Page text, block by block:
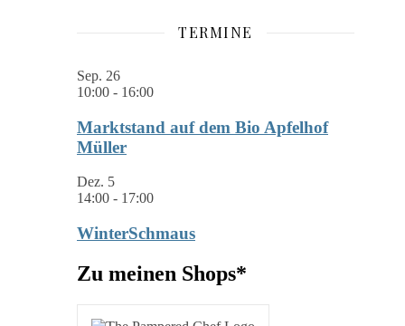
TERMINE
Sep. 26
10:00 - 16:00
Marktstand auf dem Bio Apfelhof
Müller
Dez. 5
14:00 - 17:00
WinterSchmaus
Zu meinen Shops*